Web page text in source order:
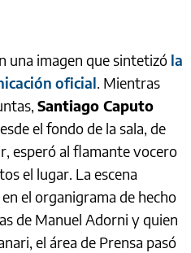
una imagen que sintetizó la
oficial. Mientras
Santiago Caputo
el fondo de la sala, de
esperó al flamante vocero
el lugar. La escena
el organigrama de hecho
de Manuel Adorni y quien
el área de Prensa pasó